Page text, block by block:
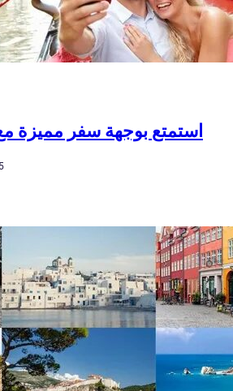
استمتع بوجهة سفر مميزة